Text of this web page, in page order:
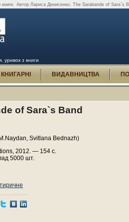
Автор Лариса Денисенко. The Sarabande of Sara`s
уривок з книги
КНИГАРНІ ВИДАВНИЦТВА
of Sara`s Band
Svitlana Bednazh)
2012. — 154 с.
5000 шт.